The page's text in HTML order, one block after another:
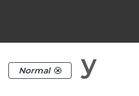
Normal
y